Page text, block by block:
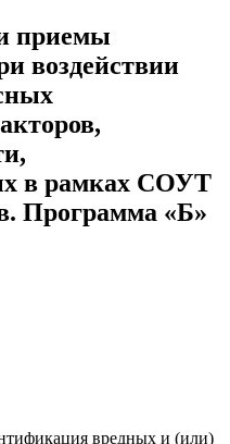
приемы
воздействии
в рамках СОУТ
Программа «Б»
вредных и (или)